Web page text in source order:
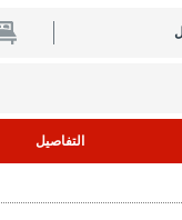
التفاصيل